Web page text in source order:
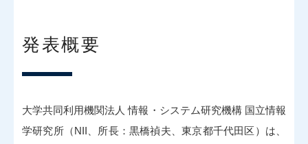
発表概要
大学共同利用機関法人 情報・システム研究機構 国立情報
学研究所（NII、所長：黒橋禎夫、東京都千代田区）は、